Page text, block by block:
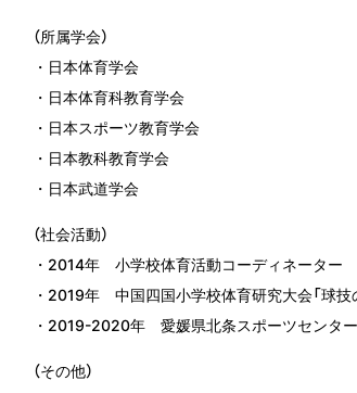
（所属学会）
・日本体育学会
・日本体育科教育学会
・日本スポーツ教育学会
・日本教科教育学会
・日本武道学会
（社会活動）
・2014年 小学校体育活動コーディネーター
・2019年 中国四国小学校体育研究大会「球技
・2019-2020年 愛媛県北条スポーツセンタ
（その他）